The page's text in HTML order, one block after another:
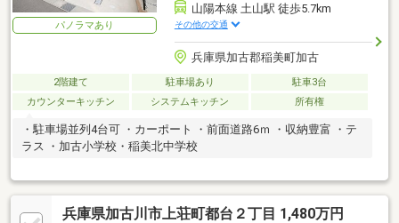
パノラマあり
山陽本線 土山駅 徒歩5.7km
その他の交通
兵庫県加古郡稲美町加古
2階建て 駐車場あり
駐車3台
カウンターキッチン
システムキッチン 所有権
・駐車場並列4台可 ・カーポート ・前面道路6ｍ ・収納豊富 ・テ
ラス ・加古小学校・稲美北中学校
兵庫県加古川市上荘町都台２丁目 1,480万円